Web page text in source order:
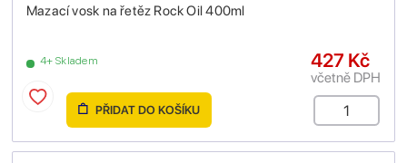
Mazací vosk na řetěz Rock Oil 400ml
4+ Skladem 427 Kč
včetně DPH
PŘIDAT DO KOŠÍKU